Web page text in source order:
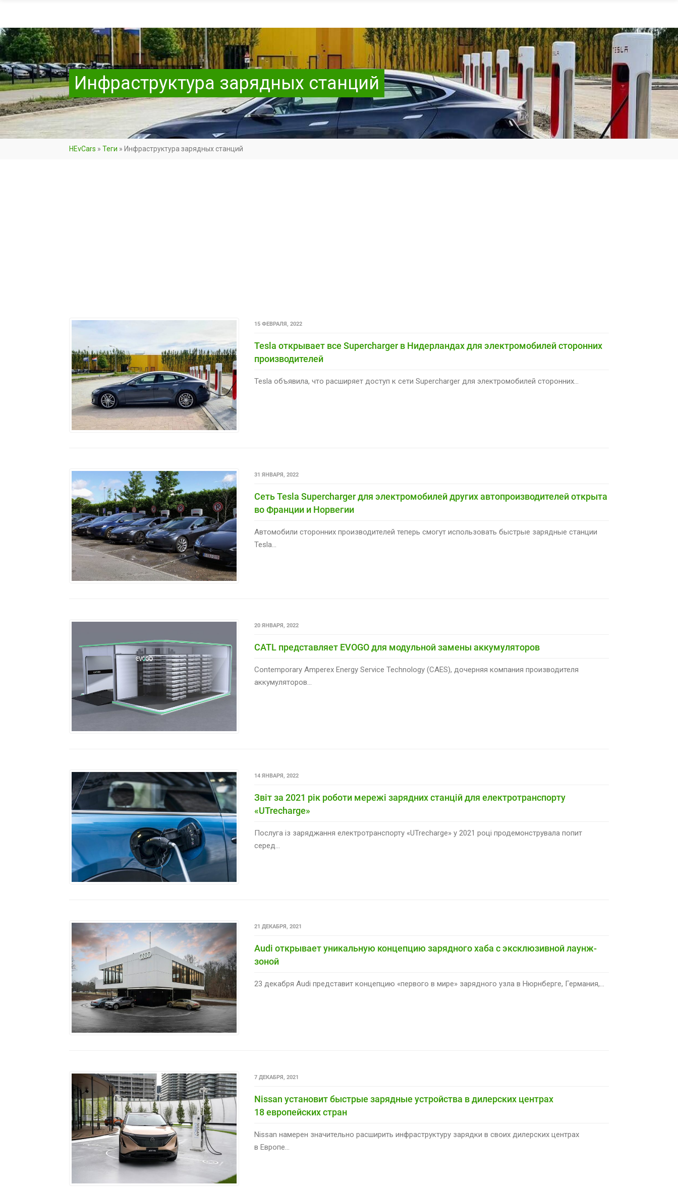
Инфраструктура зарядных станций
HEvCars » Теги » Инфраструктура зарядных станций
15 ФЕВРАЛЯ, 2022
Tesla открывает все Supercharger в Нидерландах для электромобилей сторонних
производителей
Tesla объявила, что расширяет доступ к сети Supercharger для электромобилей сторонних...
31 ЯНВАРЯ, 2022
Сеть Tesla Supercharger для электромобилей других автопроизводителей открыта
во Франции ​​и Норвегии
Автомобили сторонних производителей теперь смогут использовать быстрые зарядные станции
Tesla...
20 ЯНВАРЯ, 2022
CATL представляет EVOGO для модульной замены аккумуляторов
Contemporary Amperex Energy Service Technology (CAES), дочерняя компания производителя
аккумуляторов...
14 ЯНВАРЯ, 2022
Звіт за 2021 рік роботи мережі зарядних станцій для електротранспорту
«UTrecharge»
Послуга із заряджання електротранспорту «UTrecharge» у 2021 році продемонструвала попит
серед...
21 ДЕКАБРЯ, 2021
Audi открывает уникальную концепцию зарядного хаба с эксклюзивной лаунж-
зоной
23 декабря Audi представит концепцию «первого в мире» зарядного узла в Нюрнберге, Германия,...
7 ДЕКАБРЯ, 2021
Nissan установит быстрые зарядные устройства в дилерских центрах
18 европейских стран
Nissan намерен значительно расширить инфраструктуру зарядки в своих дилерских центрах
в Европе...